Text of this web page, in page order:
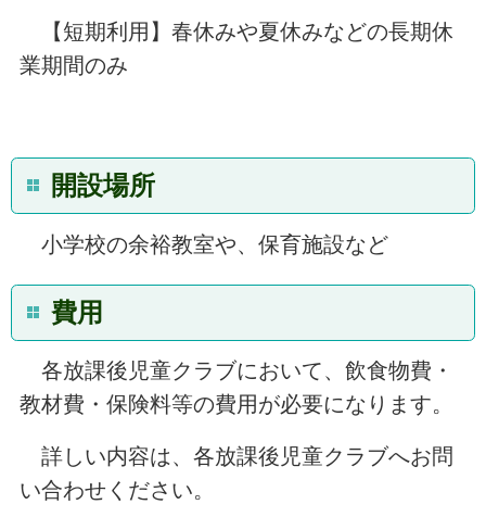
【短期利用】春休みや夏休みなどの長期休
業期間のみ
開設場所
小学校の余裕教室や、保育施設など
費用
各放課後児童クラブにおいて、飲食物費・
教材費・保険料等の費用が必要になります。
詳しい内容は、各放課後児童クラブへお問
い合わせください。